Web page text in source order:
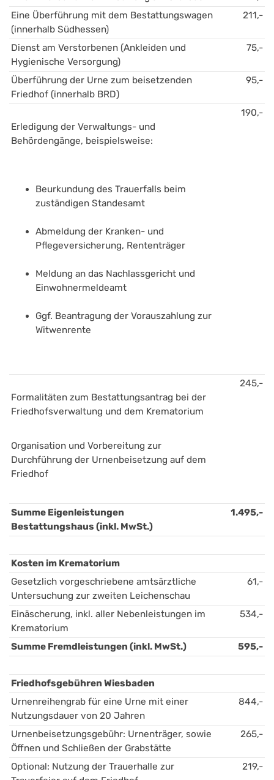
Eine Überführung mit dem Bestattungswagen
(innerhalb Südhessen)
211,-
Dienst am Verstorbenen (Ankleiden und
Hygienische Versorgung)
75,-
Überführung der Urne zum beisetzenden
Friedhof (innerhalb BRD)
95,-
Erledigung der Verwaltungs- und
Behördengänge, beispielsweise:
Beurkundung des Trauerfalls beim
zuständigen Standesamt
Abmeldung der Kranken- und
Pflegeversicherung, Rententräger
Meldung an das Nachlassgericht und
Einwohnermeldeamt
Ggf. Beantragung der Vorauszahlung zur
Witwenrente
190,-
Formalitäten zum Bestattungsantrag bei der
Friedhofsverwaltung und dem Krematorium
Organisation und Vorbereitung zur
Durchführung der Urnenbeisetzung auf dem
Friedhof
245,-
Summe Eigenleistungen
Bestattungshaus (inkl. MwSt.)
1.495,-
Kosten im Krematorium
Gesetzlich vorgeschriebene amtsärztliche
Untersuchung zur zweiten Leichenschau
61,-
Einäscherung, inkl. aller Nebenleistungen im
Krematorium
534,-
Summe Fremdleistungen (inkl. MwSt.) 595,-
Friedhofsgebühren Wiesbaden
Urnenreihengrab für eine Urne mit einer
Nutzungsdauer von 20 Jahren
844,-
Urnenbeisetzungsgebühr: Urnenträger, sowie
Öffnen und Schließen der Grabstätte
265,-
Optional: Nutzung der Trauerhalle zur
219,-